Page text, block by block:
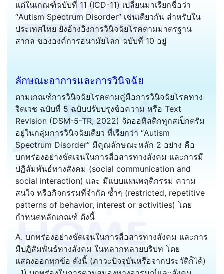
แต่ในเกณฑ์ฉบับที่ 11 (ICD-11) เปลี่ยนมาเรียกชื่อว่า
“Autism Spectrum Disorder” เช่นเดียวกัน สำหรับใน
ประเทศไทย ยังอ้างอิงการวินิจฉัยโรคตามมาตรฐาน
สากล ขององค์การอนามัยโลก ฉบับที่ 10 อยู่
ลักษณะอาการและการวินิจฉัย
ตามเกณฑ์การวินิจฉัยโรคตามคู่มือการวินิจฉัยโรคทาง
จิตเวช ฉบับที่ 5 ฉบับปรับปรุงข้อความ หรือ Text
Revision (DSM-5-TR, 2022) จัดออทิสติกทุกสเป็กตรัม
อยู่ในกลุ่มการวินิจฉัยเดียว ที่เรียกว่า “Autism
Spectrum Disorder” มีคุณลักษณะหลัก 2 อย่าง คือ
บกพร่องอย่างชัดเจนในการสื่อสารทางสังคม และการมี
ปฏิสัมพันธ์ทางสังคม (social communication and
social interaction) และ มีแบบแผนพฤติกรรม ความ
สนใจ หรือกิจกรรมที่จำกัด ซ้ำๆ (restricted, repetitive
patterns of behavior, interest or activities) โดย
กำหนดหลักเกณฑ์ ดังนี้
A. บกพร่องอย่างชัดเจนในการสื่อสารทางสังคม และการ
มีปฏิสัมพันธ์ทางสังคม ในหลากหลายบริบท โดย
แสดงออกทุกข้อ ดังนี้ (ภาวะปัจจุบันหรือจากประวัติก็ได้)